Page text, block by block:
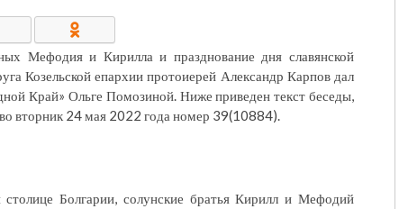
Мефодия и Кирилла и празднование дня славянской
Козельской епархии протоиерей Александр Карпов дал
Край» Ольге Помозиной. Ниже приведен текст беседы,
вторник 24 мая 2022 года номер 39(10884).
Болгарии, солунские братья Кирилл и Мефодий